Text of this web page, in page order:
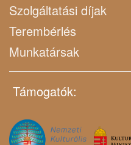
Szolgáltatási díjak
Terembérlés
Munkatársak
Támogatók: